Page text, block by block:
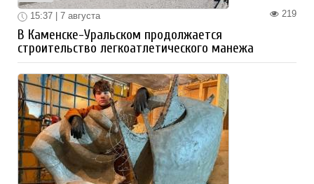
219
15:37 | 7 августа
В Каменске-Уральском продолжается
строительство легкоатлетического манежа